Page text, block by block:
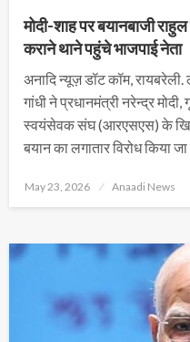
मोदी-शाह पर बयानबाजी
कराने थाने पहुंचे भाजपाई नेता
अनादि न्यूज़ डॉट कॉम,
गांधी ने प्रधानमंत्री नरेन्द्र
स्वयंसेवक संघ (आरएसएस) के
बयान का लगातार विरोध किया
Posted
May 23, 2026 Anaadi News